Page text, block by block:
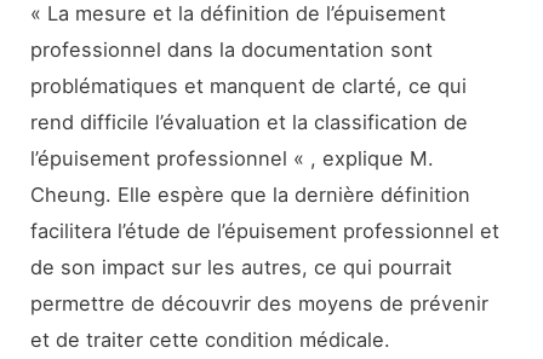
« La mesure et la définition de l’épuisement
professionnel dans la documentation sont
problématiques et manquent de clarté, ce qui
rend difficile l’évaluation et la classification de
l’épuisement professionnel « , explique M.
Cheung. Elle espère que la dernière définition
facilitera l’étude de l’épuisement professionnel et
de son impact sur les autres, ce qui pourrait
permettre de découvrir des moyens de prévenir
et de traiter cette condition médicale.